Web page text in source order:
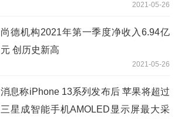
2021-05-26
尚德机构2021年第一季度净收入6.94亿
元 创历史新高
2021-05-26
消息称iPhone 13系列发布后 苹果将超过
三星成智能手机AMOLED显示屏最大采